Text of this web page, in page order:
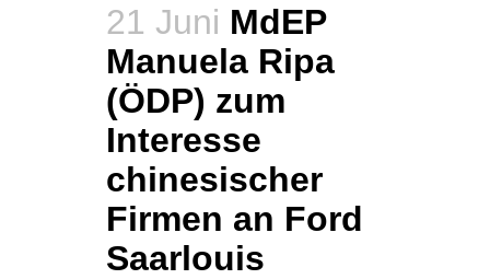
21 Juni MdEP
Manuela Ripa
(ÖDP) zum
Interesse
chinesischer
Firmen an Ford
Saarlouis